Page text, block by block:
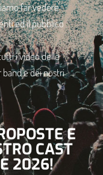
far vedere
ed il pubblico
i video delle
e dei nostri
E
CAST
2026!